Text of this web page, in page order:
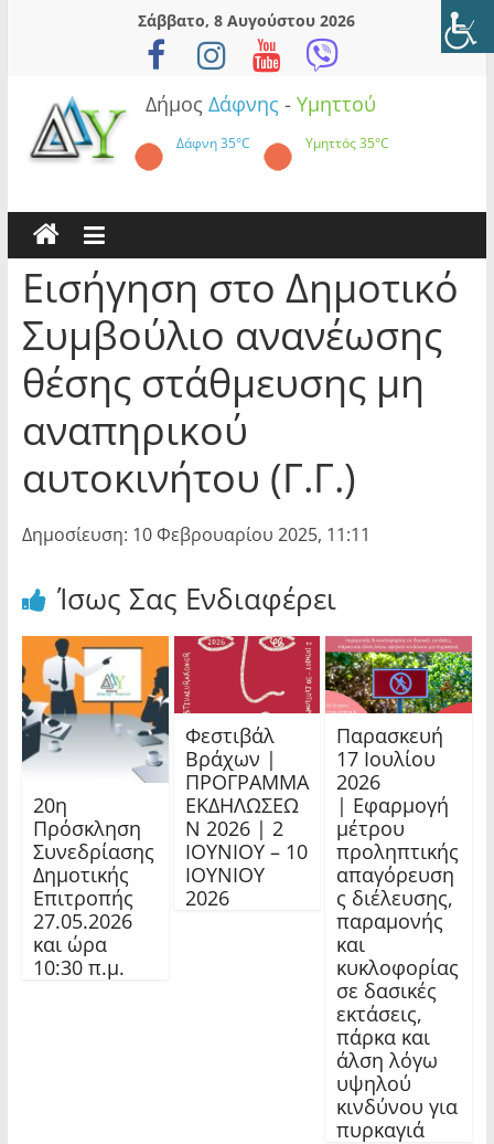
Σάββατο, 8 Αυγούστου 2026
Δήμος Δάφνης - Υμηττού
Δάφνη35°C Υμηττός35°C
Εισήγηση στο Δημοτικό
Συμβούλιο ανανέωσης
θέσης στάθμευσης μη
αναπηρικού
αυτοκινήτου (Γ.Γ.)
Δημοσίευση: 10 Φεβρουαρίου 2025, 11:11
Ίσως Σας Ενδιαφέρει
20η
Πρόσκληση
Συνεδρίασης
Δημοτικής
Επιτροπής
27.05.2026
και ώρα
10:30 π.μ.
Φεστιβάλ
Βράχων |
ΠΡΟΓΡΑΜΜΑ
ΕΚΔΗΛΩΣΕΩ
Ν 2026 | 2
ΙΟΥΝΙΟΥ – 10
ΙΟΥΝΙΟΥ
2026
Παρασκευή
17 Ιουλίου
2026
| Εφαρμογή
μέτρου
προληπτικής
απαγόρευση
ς διέλευσης,
παραμονής
και
κυκλοφορίας
σε δασικές
εκτάσεις,
πάρκα και
άλση λόγω
υψηλού
κινδύνου για
πυρκαγιά